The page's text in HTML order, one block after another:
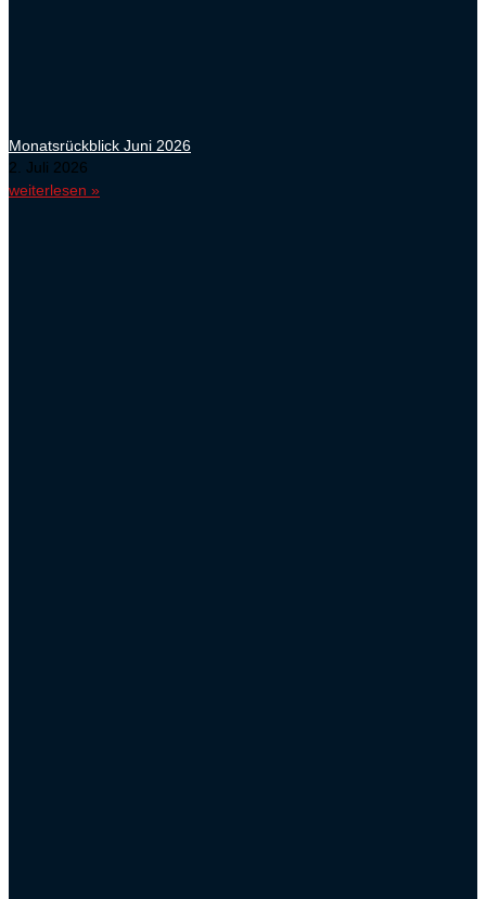
Monatsrückblick Juni 2026
2. Juli 2026
weiterlesen »